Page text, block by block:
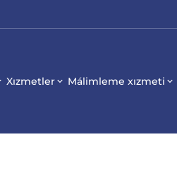
Xızmetler Málimleme xızmeti